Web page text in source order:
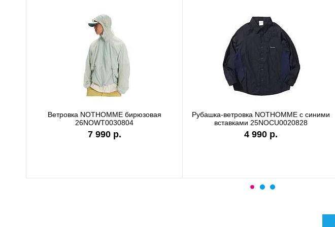
Ветровка NOTHOMME бирюзовая
26NOWT0030804
7 990 р.
Рубашка-ветровка NOTHOMME с синими
вставками 25NOCU0020828
4 990 р.